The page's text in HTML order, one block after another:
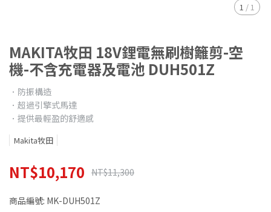
1 / 1
MAKITA牧田 18V鋰電無刷樹籬剪-空
機-不含充電器及電池 DUH501Z
．防振構造
．超過引擎式馬達
．提供最輕盈的舒適感
Makita牧田
NT$10,170 NT$11,300
商品編號: MK-DUH501Z